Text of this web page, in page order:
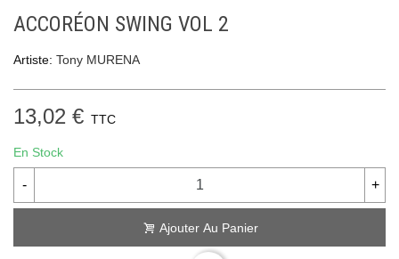
ACCORÉON SWING VOL 2
Artiste: Tony MURENA
13,02 € TTC
En Stock
- +
Ajouter Au Panier